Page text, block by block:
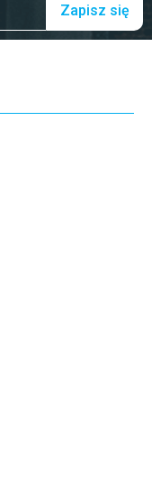
Zapisz się